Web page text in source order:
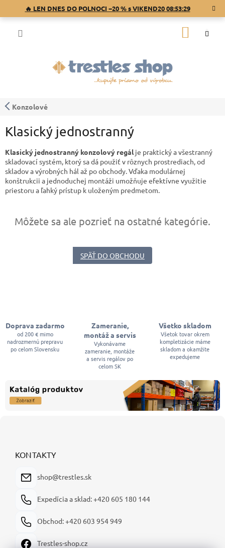
🔥 LEN DNES DO POLNOCI −20 % s VIKEND2008:53:29
Konzolové
Klasický jednostranný
Klasický jednostranný konzolový regálje praktický a všestranný
skladovací systém, ktorý sa dá použiť v rôznych prostrediach, od
skladov a výrobných hál až po obchody. Vďaka modulárnej
konštrukcii a jednoduchej montáži umožňuje efektívne využitie
priestoru a ľahký prístup k uloženým predmetom.
Môžete sa ale pozrieť na ostatné kategórie.
SPÄŤ DO OBCHODU
Doprava zadarmo
od 200 € mimo
nadrozmernú prepravu
po celom Slovensku
Zameranie,
montáž a servis
Vykonávame
zameranie, montáže
a servis regálov po
celom SK
Všetko skladom
Všetok tovar okrem
kompletizácie máme
skladom a okamžite
expedujeme
KONTAKTY
shop@trestles.sk
Expedícia a sklad: +420 605 180 144
Obchod: +420 603 954 949
Trestles-shop.cz